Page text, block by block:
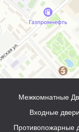
Межкомнатные
Входные двери
Противопожарные